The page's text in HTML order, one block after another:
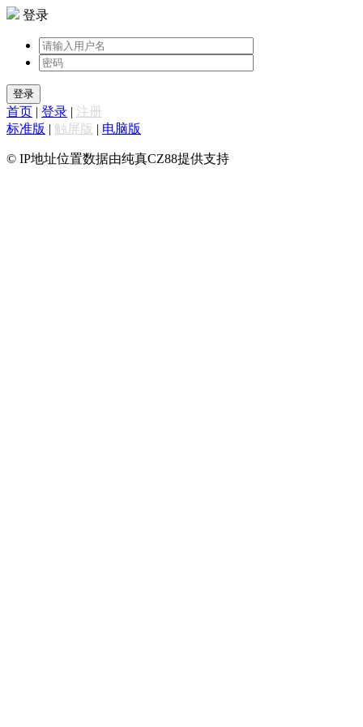
登录
登录
首页 | 登录 | 注册
标准版 | 触屏版 | 电脑版
© IP地址位置数据由纯真CZ88提供支持